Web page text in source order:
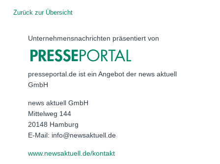
Zurück zur Übersicht
Unternehmensnachrichten präsentiert von
presseportal.de ist ein Angebot der news aktuell
GmbH
news aktuell GmbH
Mittelweg 144
20148 Hamburg
E-Mail: info@newsaktuell.de
www.newsaktuell.de/kontakt